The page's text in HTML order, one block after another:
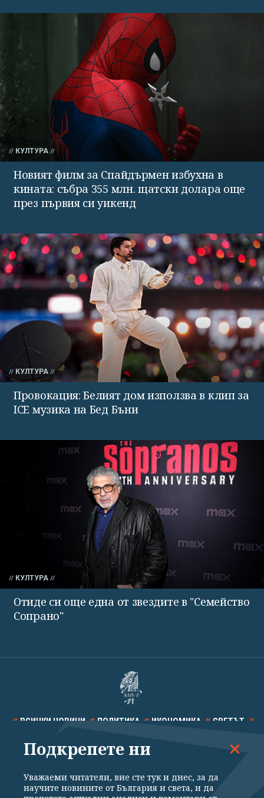
КУЛТУРА
Новият филм за Спайдърмен избухна в
кината: събра 355 млн. щатски долара още
през първия си уикенд
КУЛТУРА
Провокация: Белият дом използва в клип за
ICE музика на Бед Бъни
КУЛТУРА
Отиде си още една от звездите в "Семейство
Сопрано"
ВСИЧКИ НОВИНИ ПОЛИТИКА ИКОНОМИКА СВЕТЪТ
СПОРТ КУЛТУРА ТЕХНОЛОГИИ КАЛЕЙДОСКОП
Подкрепете ни
Уважаеми читатели, вие сте тук и днес, за да
научите новините от България и света, и да